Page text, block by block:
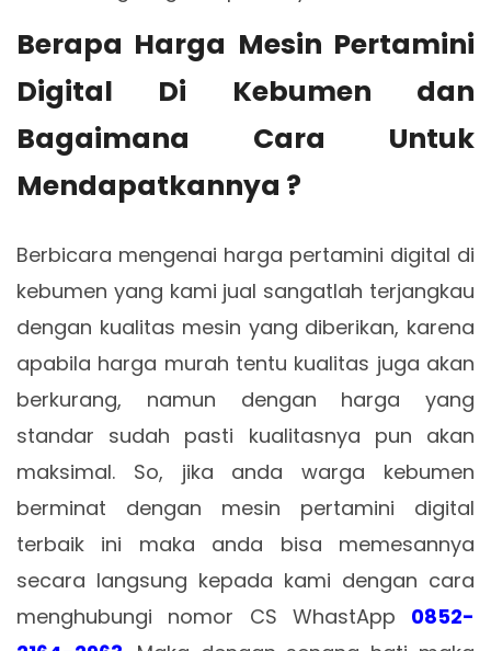
Berapa Harga Mesin Pertamini
Digital Di Kebumen dan
Bagaimana Cara Untuk
Mendapatkannya ?
Berbicara mengenai harga pertamini digital di
kebumen yang kami jual sangatlah terjangkau
dengan kualitas mesin yang diberikan, karena
apabila harga murah tentu kualitas juga akan
berkurang, namun dengan harga yang
standar sudah pasti kualitasnya pun akan
maksimal. So, jika anda warga kebumen
berminat dengan mesin pertamini digital
terbaik ini maka anda bisa memesannya
secara langsung kepada kami dengan cara
menghubungi nomor CS WhastApp 0852-